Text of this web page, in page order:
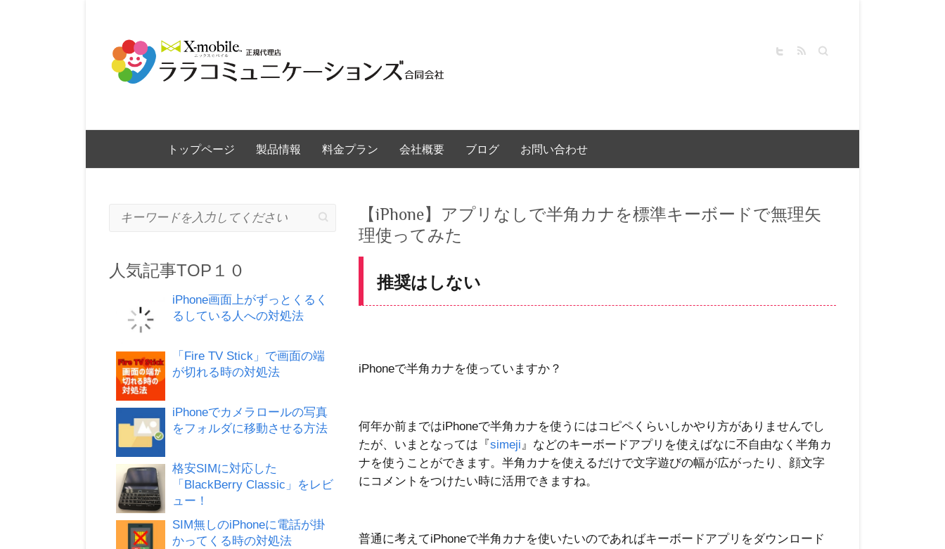
キーワードを入力してく
トップページ 製品情報 料金プラン 会社概要 ブログ お問い合わせ
【iPhone】アプリなしで半角カナを標準キーボードで無理矢
理使ってみた
推奨はしない
iPhoneで半角カナを使っていますか？
何年か前まではiPhoneで半角カナを使うにはコピペくらいしかやり方がありませんでし
たが、いまとなっては『simeji』などのキーボードアプリを使えばなに不自由なく半角カ
ナを使うことができます。半角カナを使えるだけで文字遊びの幅が広がったり、顔文字
にコメントをつけたい時に活用できますね。
普通に考えてiPhoneで半角カナを使いたいのであればキーボードアプリをダウンロード
キーワードを入力してください
人気記事TOP１０
iPhone画面上がずっとくるく
るしている人への対処法
「Fire TV Stick」で画面の端
が切れる時の対処法
iPhoneでカメラロールの写真
をフォルダに移動させる方法
格安SIMに対応した
「BlackBerry Classic」をレビ
ュー！
SIM無しのiPhoneに電話が掛
かってくる時の対処法